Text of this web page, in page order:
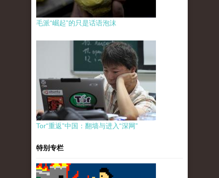
毛派“崛起”的只是话语泡沫
Tor“重返”中国：翻墙与进入“深网”
特别专栏